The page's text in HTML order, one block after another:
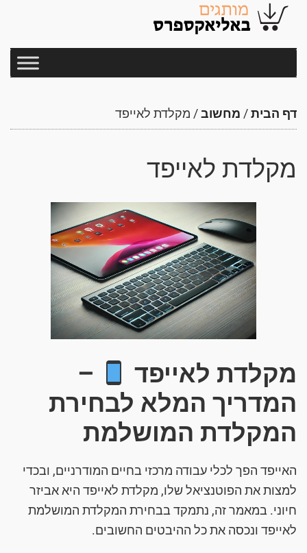
דף הבית/ מחשוב/ מקלדת לאייפד
מקלדת לאייפד
מקלדת לאייפד
–
המדריך המלא לבחירת
המקלדת המושלמת
האייפד הפך לכלי עבודה מרכזי בחיים המודרניים, ובכדי
למצות את הפוטנציאל שלו, מקלדת לאייפד היא אביזר
חיוני. במאמר זה, נתמקד בבחירת המקלדת המושלמת
לאייפד ונכסה את כל ההיבטים החשובים.